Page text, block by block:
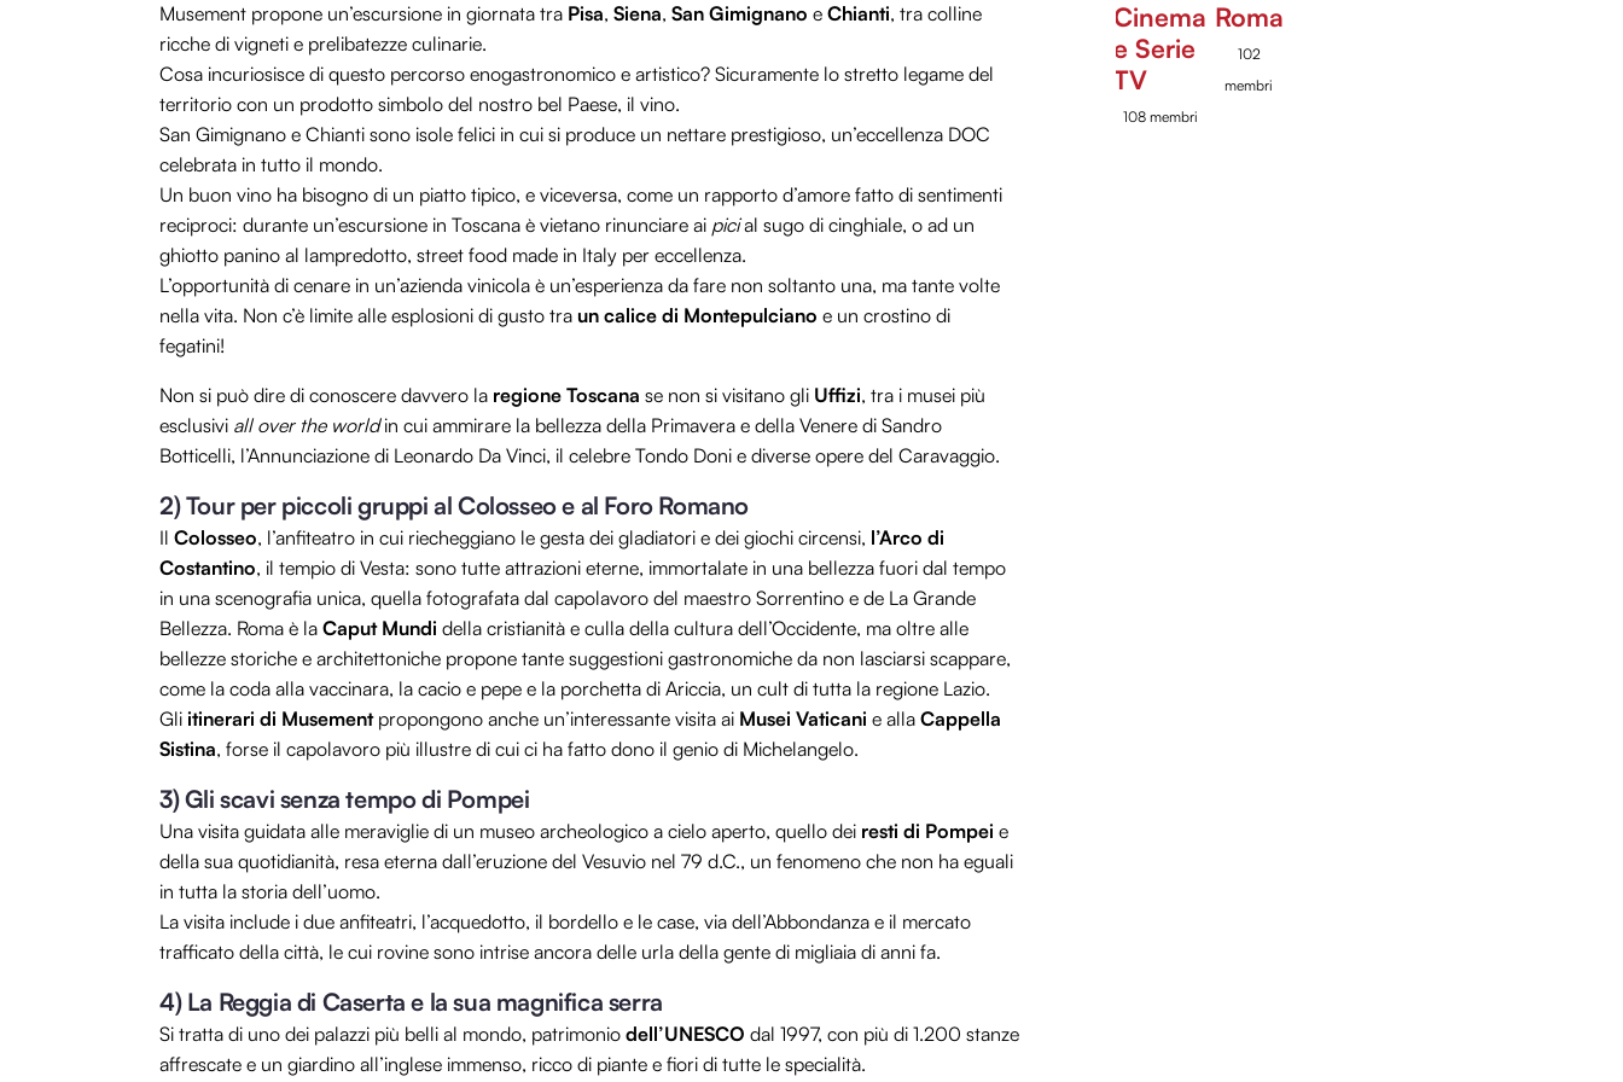
Musement propone un’escursione in giornata tra Pisa, Siena, San Gimignano e Chianti, tra colline
ricche di vigneti e prelibatezze culinarie.
Cosa incuriosisce di questo percorso enogastronomico e artistico? Sicuramente lo stretto legame del
territorio con un prodotto simbolo del nostro bel Paese, il vino.
San Gimignano e Chianti sono isole felici in cui si produce un nettare prestigioso, un’eccellenza DOC
celebrata in tutto il mondo.
Un buon vino ha bisogno di un piatto tipico, e viceversa, come un rapporto d’amore fatto di sentimenti
reciproci: durante un’escursione in Toscana è vietano rinunciare ai picial sugo di cinghiale, o ad un
ghiotto panino al lampredotto, street food made in Italy per eccellenza.
L’opportunità di cenare in un’azienda vinicola è un’esperienza da fare non soltanto una, ma tante volte
nella vita. Non c’è limite alle esplosioni di gusto tra un calice di Montepulciano e un crostino di
fegatini!
Non si può dire di conoscere davvero la regione Toscana se non si visitano gli Uffizi, tra i musei più
esclusivi all over the worldin cui ammirare la bellezza della Primavera e della Venere di Sandro
Botticelli, l’Annunciazione di Leonardo Da Vinci, il celebre Tondo Doni e diverse opere del Caravaggio.
2) Tour per piccoli gruppi al Colosseo e al Foro Romano
Il Colosseo, l’anfiteatro in cui riecheggiano le gesta dei gladiatori e dei giochi circensi, l’Arco di
Costantino, il tempio di Vesta: sono tutte attrazioni eterne, immortalate in una bellezza fuori dal tempo
in una scenografia unica, quella fotografata dal capolavoro del maestro Sorrentino e de La Grande
Bellezza. Roma è la Caput Mundi della cristianità e culla della cultura dell’Occidente, ma oltre alle
bellezze storiche e architettoniche propone tante suggestioni gastronomiche da non lasciarsi scappare,
come la coda alla vaccinara, la cacio e pepe e la porchetta di Ariccia, un cult di tutta la regione Lazio.
Gli itinerari di Musementpropongono anche un’interessante visita ai Musei Vaticani e alla Cappella
Sistina, forse il capolavoro più illustre di cui ci ha fatto dono il genio di Michelangelo.
3) Gli scavi senza tempo di Pompei
Una visita guidata alle meraviglie di un museo archeologico a cielo aperto, quello dei resti di Pompei e
della sua quotidianità, resa eterna dall’eruzione del Vesuvio nel 79 d.C., un fenomeno che non ha eguali
in tutta la storia dell’uomo.
La visita include i due anfiteatri, l’acquedotto, il bordello e le case, via dell’Abbondanza e il mercato
trafficato della città, le cui rovine sono intrise ancora delle urla della gente di migliaia di anni fa.
4) La Reggia di Caserta e la sua magnifica serra
Si tratta di uno dei palazzi più belli al mondo, patrimonio dell’UNESCO dal 1997, con più di 1.200 stanze
affrescate e un giardino all’inglese immenso, ricco di piante e fiori di tutte le specialità.
Cinema
e Serie
TV
108 membri
Roma
102
membri